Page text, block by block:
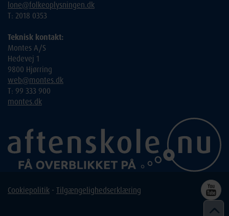
lone@folkeoplysningen.dk
T: 2018 0353
Teknisk kontakt:
Montes A/S
Hedevej 1
9800 Hjørring
web@montes.dk
T: 99 333 900
montes.dk
Cookiepolitik - Tilgængelighedserklæring